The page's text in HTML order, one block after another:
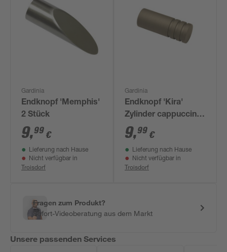
Gardinia
Endknopf 'Memphis'
2 Stück
9,99 €
Lieferung nach Hause
Nicht verfügbar in
Troisdorf
Gardinia
Endknopf 'Kira'
Zylinder cappuccino
2 Stück
9,99 €
Lieferung nach Hause
Nicht verfügbar in
Troisdorf
Fragen zum Produkt?
Sofort-Videoberatung aus dem Markt
Unsere passenden Services